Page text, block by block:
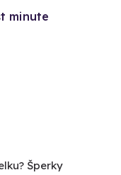
minute
Šperky